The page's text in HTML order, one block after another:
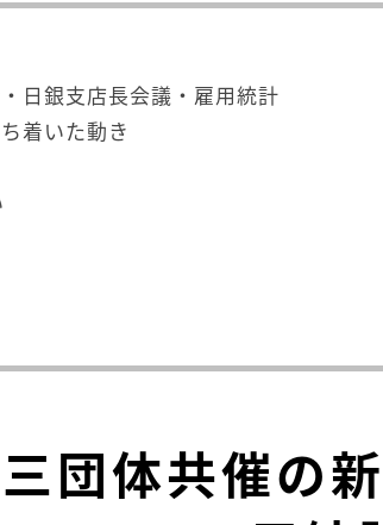
日銀支店長会議・雇用統計
着いた動き
団体共催の